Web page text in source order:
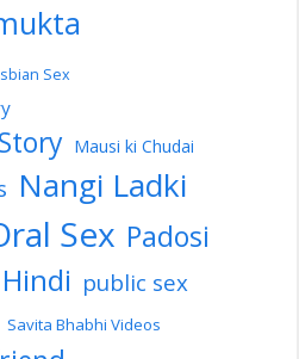
Sex
Mausi ki Chudai
Nangi Ladki
Sex Padosi
public sex
Savita Bhabhi Videos